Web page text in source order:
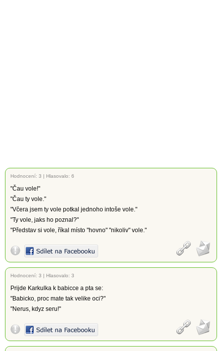
Hodnocení: 3 | Hlasovalo: 6
"Čau vole!"
"Čau ty vole."
"Včera jsem ty vole potkal jednoho intoše vole."
"Ty vole, jaks ho poznal?"
"Představ si vole, říkal místo "hovno" "nikoliv" vole."
Hodnocení: 3 | Hlasovalo: 3
Prijde Karkulka k babicce a pta se:
"Babicko, proc mate tak velike oci?"
"Nerus, kdyz seru!"